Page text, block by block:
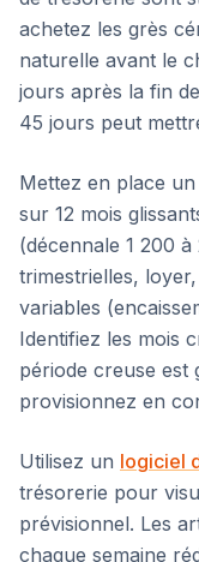
achetez les grès
naturelle avant le
jours après la fin
45 jours peut
Mettez en place un
sur 12 mois
(décennale 1 200
trimestrielles,
variables
Identifiez les mois
période creuse
provisionnez en
Utilisez un logiciel
trésorerie pour
prévisionnel. Les
chaque semaine